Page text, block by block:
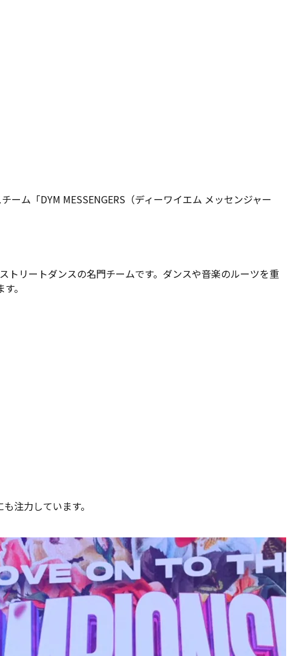
ム「DYM MESSENGERS（ディーワイエム メッセンジャー
トリートダンスの名門チームです。ダンスや音楽のルーツを重
。
注力しています。